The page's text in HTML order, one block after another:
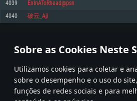
Sobre as Cookies Neste
Utilizamos cookies para coletar e
sobre o desempenho e o uso do
funções de redes sociais e para
superior, Radeon RX 570 ou superior
Disco: 75,9 GB
Network: Internet de banda larga.
Memória: 16 GB
Placa Gráfica: NVIDIA 1060 com os drivers
meses) / equivalentes AMD (Radeon RX 570)
Network: Internet de banda larga.
4039 EnInAToRhead@psn
4040 破云_Aji